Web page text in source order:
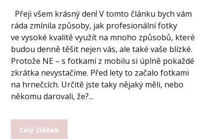
Přeji všem krásný den! V tomto článku bych vám
ráda zmínila způsoby, jak profesionální fotky
ve vysoké kvalitě využít na mnoho způsobů, které
budou denně těšit nejen vás, ale také vaše blízké.
Protože NE – s fotkami z mobilu si úplně pokaždé
zkrátka nevystačíme. Před lety to začalo fotkami
na hrnečcích. Určitě jste taky nějaký měli, nebo
někomu darovali, že?...
Celý článek